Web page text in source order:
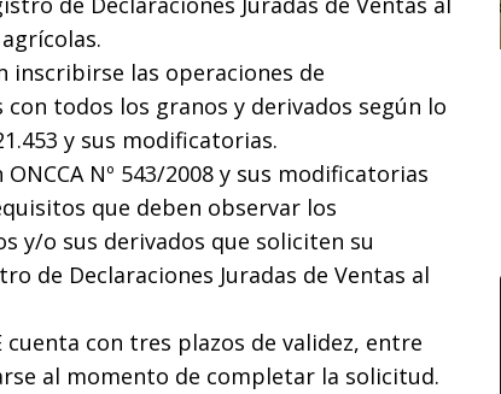
inscribirse las operaciones de
todos los granos y derivados según lo
y sus modificatorias.
Nº 543/2008 y sus modificatorias
que deben observar los
y/o sus derivados que soliciten su
de Declaraciones Juradas de Ventas al
cuenta con tres plazos de validez, entre
al momento de completar la solicitud.